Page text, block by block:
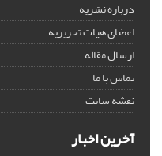
درباره نشریه
اعضای هیات تحریریه
ارسال مقاله
تماس با ما
نقشه سایت
آخرین اخبار